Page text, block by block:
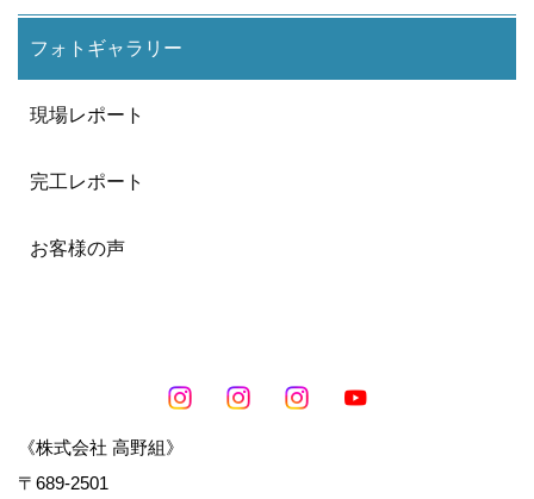
フォトギャラリー
現場レポート
完工レポート
お客様の声
《株式会社 高野組》
〒689-2501